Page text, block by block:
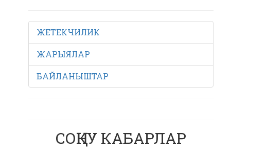
ЖЕТЕКЧИЛИК
ЖАРЫЯЛАР
БАЙЛАНЫШТАР
СОҢКУ КАБАРЛАР